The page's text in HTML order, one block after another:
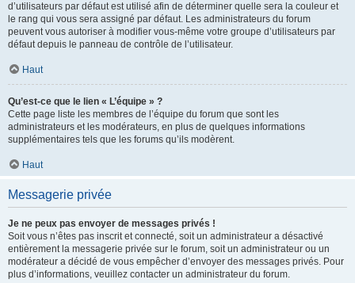
d’utilisateurs par défaut est utilisé afin de déterminer quelle sera la couleur et
le rang qui vous sera assigné par défaut. Les administrateurs du forum
peuvent vous autoriser à modifier vous-même votre groupe d’utilisateurs par
défaut depuis le panneau de contrôle de l’utilisateur.
Haut
Qu’est-ce que le lien « L’équipe » ?
Cette page liste les membres de l’équipe du forum que sont les
administrateurs et les modérateurs, en plus de quelques informations
supplémentaires tels que les forums qu’ils modèrent.
Haut
Messagerie privée
Je ne peux pas envoyer de messages privés !
Soit vous n’êtes pas inscrit et connecté, soit un administrateur a désactivé
entièrement la messagerie privée sur le forum, soit un administrateur ou un
modérateur a décidé de vous empêcher d’envoyer des messages privés. Pour
plus d’informations, veuillez contacter un administrateur du forum.